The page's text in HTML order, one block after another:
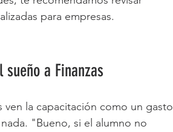
para empresas.
a Finanzas
la capacitación como un gasto
"Bueno, si el alumno no